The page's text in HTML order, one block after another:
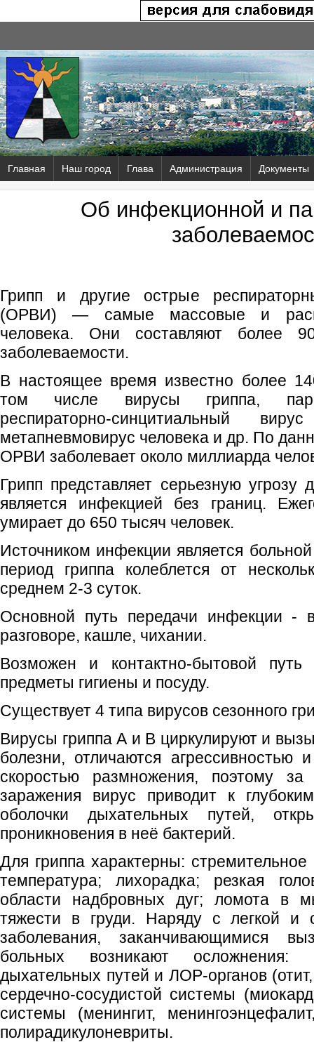
Главная Наш город Глава Администрация Документы
Об инфекционной и
Грипп и другие острые
(ОРВИ) — самые массовые и
человека. Они составляют более
заболеваемости.
В настоящее время известно более
том числе вирусы гриппа,
респираторно-синцитиальный
метапневмовирус человека и др. По
ОРВИ заболевает около миллиарда
Грипп представляет серьезную угрозу
является инфекцией без границ.
умирает до 650 тысяч человек.
Источником инфекции является
период гриппа колеблется от
среднем 2-3 суток.
Основной путь передачи инфекции -
разговоре, кашле, чихании.
Возможен и контактно-бытовой
предметы гигиены и посуду.
Существует 4 типа вирусов сезонного
Вирусы гриппа А и В циркулируют и
болезни, отличаются агрессивностью
скоростью размножения, поэтому
заражения вирус приводит к
оболочки дыхательных путей,
проникновения в неё бактерий.
Для гриппа характерны:
температура; лихорадка; резкая
области надбровных дуг; ломота в
тяжести в груди. Наряду с легкой и
заболевания, заканчивающимися
больных возникают
дыхательных путей и ЛОР-органов
сердечно-сосудистой системы
системы (менингит,
полирадикулоневриты.